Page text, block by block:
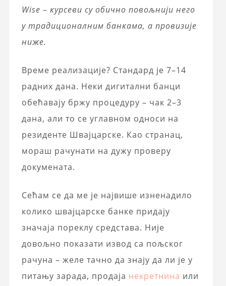
Wise – курсеви су обично повољнији него
у традиционалним банкама, а провизије
ниже.
Време реализације? Стандард је 7–14
радних дана. Неки дигитални банци
обећавају бржу процедуру – чак 2–3
дана, али то се углавном односи на
резиденте Швајцарске. Као странац,
мораш рачунати на дужу проверу
докумената.
Сећам се да ме је највише изненадило
колико швајцарске банке придају
значаја пореклу средстава. Није
довољно показати извод са пољског
рачуна – желе тачно да знају да ли је у
питању зарада, продаја некретнина или